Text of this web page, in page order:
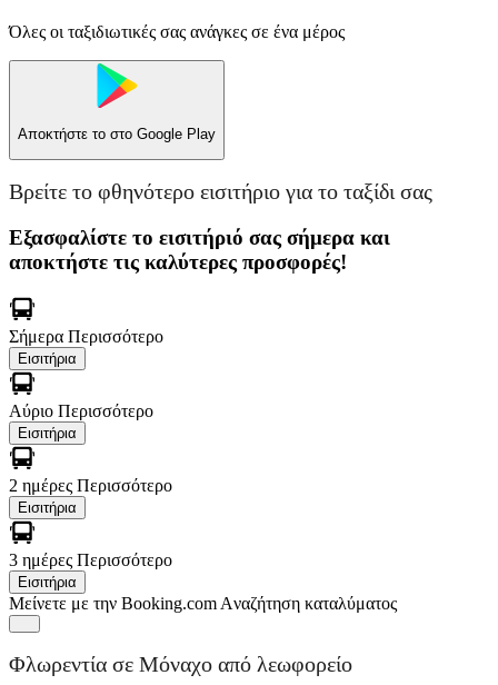
Όλες οι ταξιδιωτικές σας ανάγκες σε ένα μέρος
Αποκτήστε το στο Google Play
Βρείτε το φθηνότερο εισιτήριο για το ταξίδι σας
Εξασφαλίστε το εισιτήριό σας σήμερα και
αποκτήστε τις καλύτερες προσφορές!
Σήμερα Περισσότερο
Εισιτήρια
Αύριο Περισσότερο
Εισιτήρια
2 ημέρες Περισσότερο
Εισιτήρια
3 ημέρες Περισσότερο
Εισιτήρια
Μείνετε με την Booking.com Aναζήτηση καταλύματος
Φλωρεντία σε Μόναχο από λεωφορείο